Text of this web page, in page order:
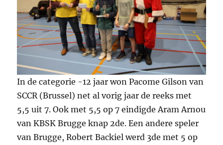
In de categorie -12 jaar won Pacome Gilson van
SCCR (Brussel) net al vorig jaar de reeks met
5,5 uit 7. Ook met 5,5 op 7 eindigde Aram Arnou
van KBSK Brugge knap 2de. Een andere speler
van Brugge, Robert Backiel werd 3de met 5 op